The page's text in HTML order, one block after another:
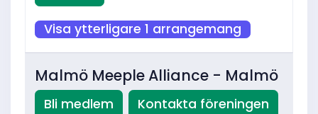
Visa ytterligare 1 arrangemang
Malmö Meeple Alliance - Malmö
Bli medlem Kontakta föreningen